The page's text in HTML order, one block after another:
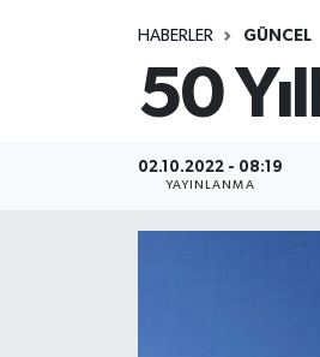
HABERLER GÜNCEL
50
02.10.2022 - 08:19
YAYINLANMA
Sivil Toplum